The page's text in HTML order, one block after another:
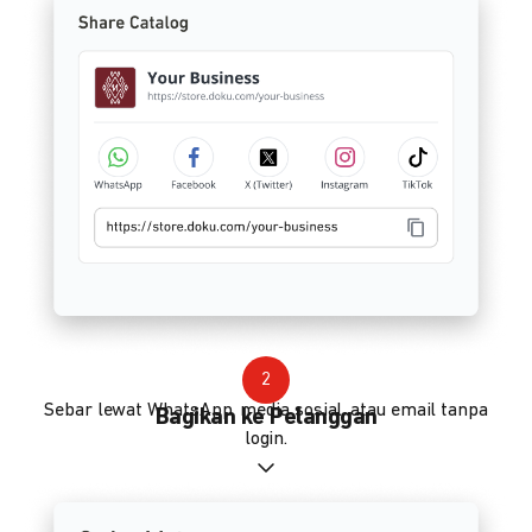
2
Bagikan ke Pelanggan
Sebar lewat WhatsApp, media sosial, atau email tanpa
login.